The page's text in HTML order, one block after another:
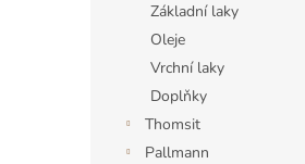
Základní laky
Oleje
Vrchní laky
Doplňky
Thomsit
Pallmann